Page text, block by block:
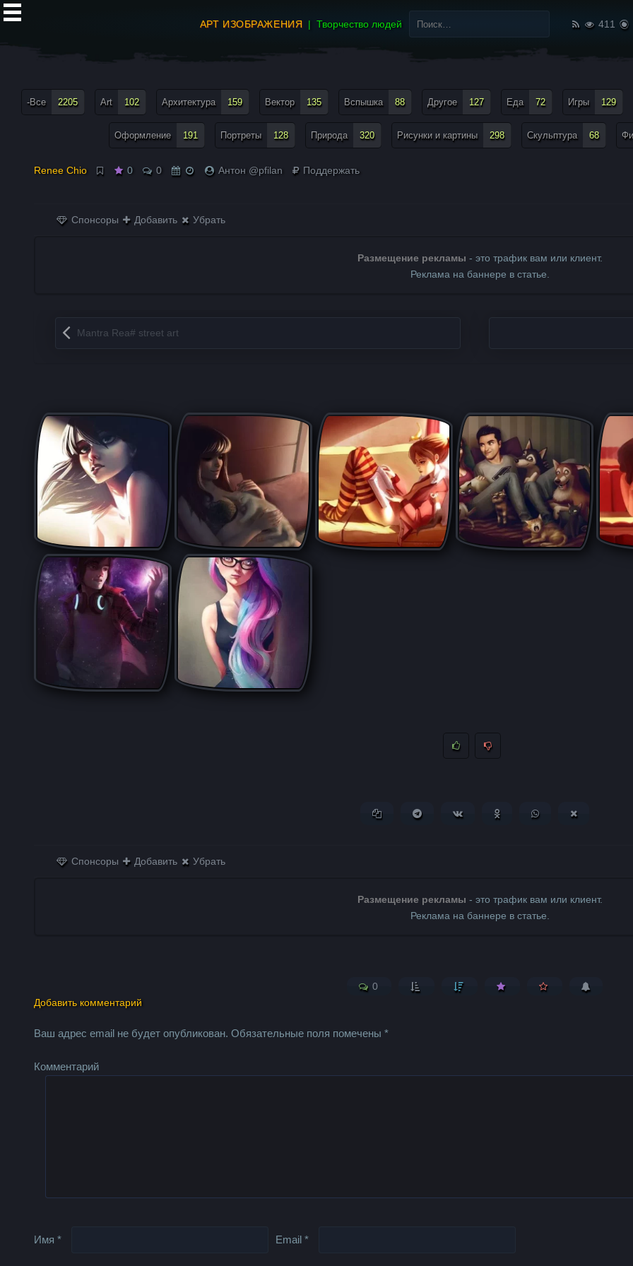
АРТ ИЗОБРАЖЕНИЯ Творчество людей
Найти:
411
-Все 2205 Art 102 Архитектура 159 Вектор 135 Вспышка 88 Другое 127 Еда 72 Игры 129
Оформление 191 Портреты 128 Природа 320 Рисунки и картины 298 Скульптура 68
Renee Chio 0 0 Антон @pfilan Поддержать
Спонсоры Добавить Убрать
Размещение рекламы - это трафик вам или клиент.
Реклама на баннере в статье.
Запись навигация
Mantra Rea# street art
Копировать ссылкуПоделиться в Telegram
Поделиться ВКонтакте
Поделиться вПоделиться в
Спонсоры Добавить Убрать
Размещение рекламы - это трафик вам или клиент.
Реклама на баннере в статье.
0
Добавить комментарий
Ваш адрес email не будет опубликован. Обязательные поля помечены*
Комментарий
Имя* Email*